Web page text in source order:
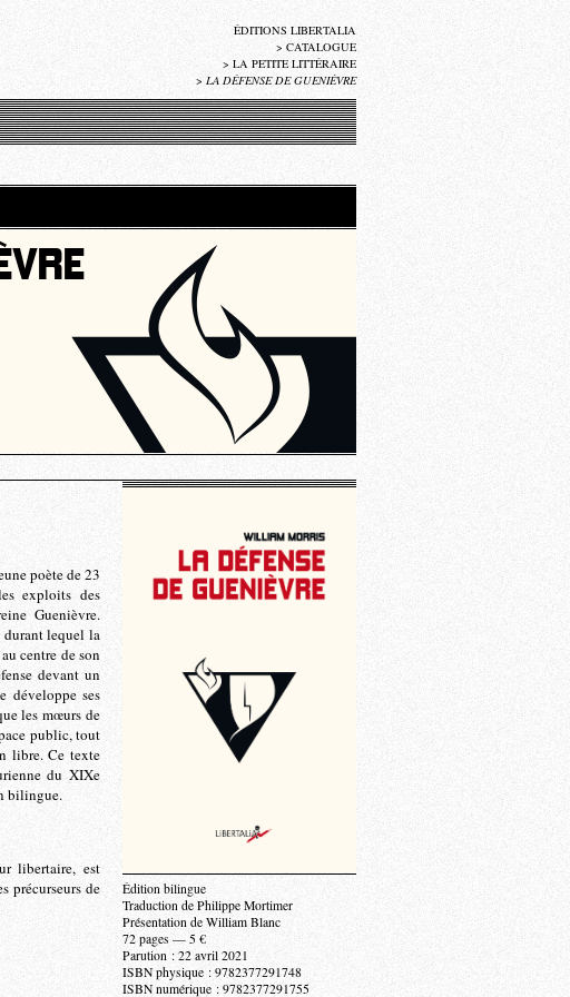
ÉDITIONS LIBERTALIA
> CATALOGUE
> LA PETITE LITTÉRAIRE
> LA DÉFENSE DE GUENIÈVRE
poète de 23
exploits des
Guenièvre.
durant lequel la
centre de son
devant un
développe ses
les mœurs de
public, tout
libre. Ce texte
du XIXe
bilingue.
libertaire, est
précurseurs de
Édition bilingue
Traduction de Philippe Mortimer
Présentation de William Blanc
72 pages — 5 €
Parution : 22 avril 2021
ISBN physique : 9782377291748
ISBN numérique : 9782377291755